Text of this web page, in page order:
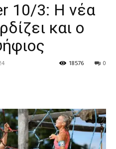
10/3: Η νέα
και ο
0
18576